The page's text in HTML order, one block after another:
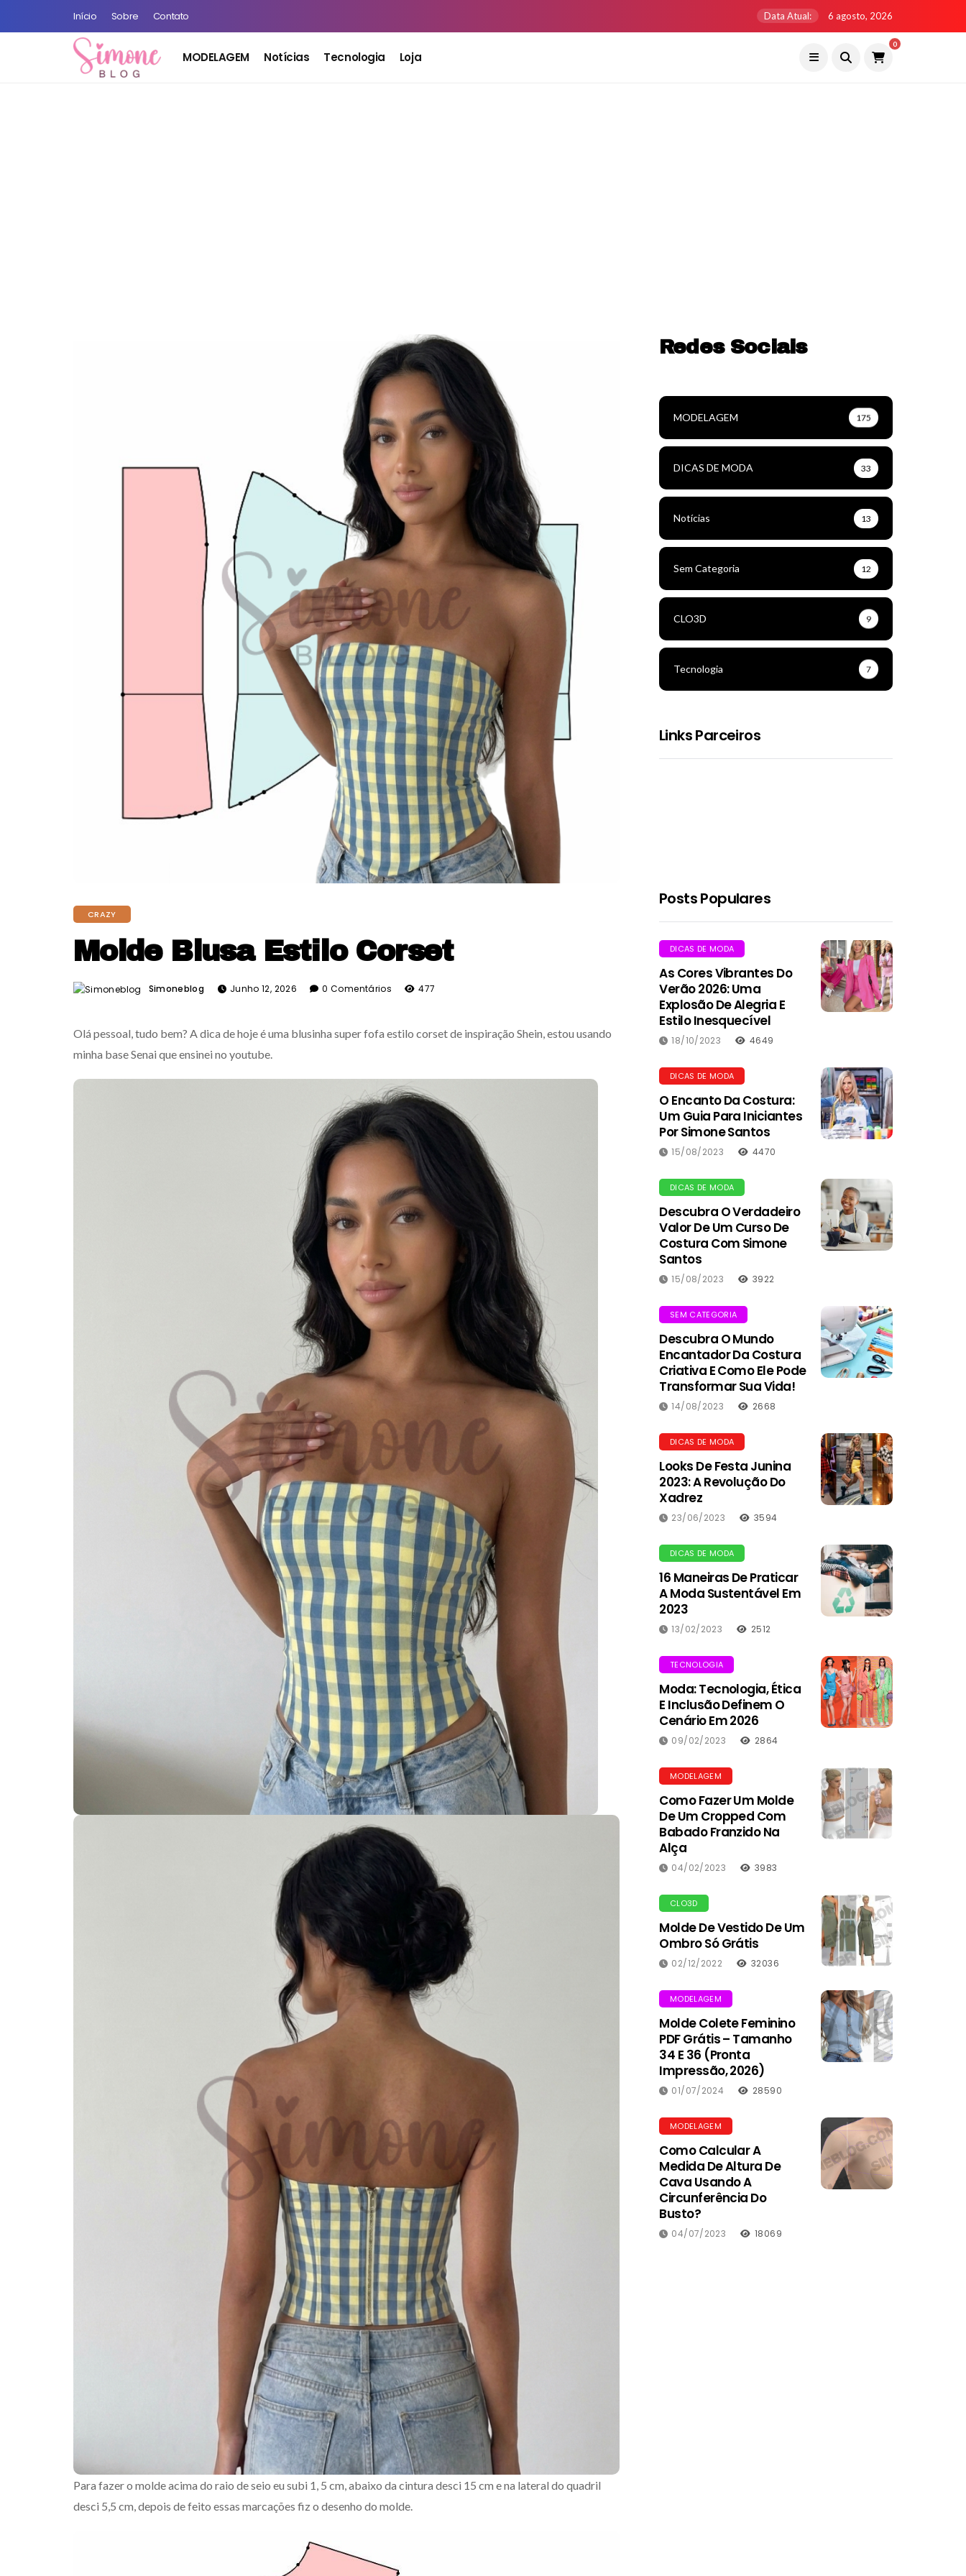
Início Sobre Contato Data Atual: 6 agosto, 2026
MODELAGEM Notícias Tecnologia Loja
0
CRAZY
Molde Blusa Estilo Corset
Simoneblog Junho 12, 2026 0 Comentários 477
Olá pessoal, tudo bem? A dica de hoje é uma blusinha super fofa estilo corset de inspiração Shein, estou usando
minha base Senai que ensinei no youtube.
Para fazer o molde acima do raio de seio eu subi 1, 5 cm, abaixo da cintura desci 15 cm e na lateral do quadril
desci 5,5 cm, depois de feito essas marcações fiz o desenho do molde.
Redes Sociais
MODELAGEM 175
DICAS DE MODA 33
Notícias 13
Sem Categoria 12
CLO3D 9
Tecnologia 7
Links Parceiros
Posts Populares
DICAS DE MODA
As Cores Vibrantes Do
Verão 2026: Uma
Explosão De Alegria E
Estilo Inesquecível
18/10/2023 4649
DICAS DE MODA
O Encanto Da Costura:
Um Guia Para Iniciantes
Por Simone Santos
15/08/2023 4470
DICAS DE MODA
Descubra O Verdadeiro
Valor De Um Curso De
Costura Com Simone
Santos
15/08/2023 3922
SEM CATEGORIA
Descubra O Mundo
Encantador Da Costura
Criativa E Como Ele Pode
Transformar Sua Vida!
14/08/2023 2668
DICAS DE MODA
Looks De Festa Junina
2023: A Revolução Do
Xadrez
23/06/2023 3594
DICAS DE MODA
16 Maneiras De Praticar
A Moda Sustentável Em
2023
13/02/2023 2512
TECNOLOGIA
Moda: Tecnologia, Ética
E Inclusão Definem O
Cenário Em 2026
09/02/2023 2864
MODELAGEM
Como Fazer Um Molde
De Um Cropped Com
Babado Franzido Na
Alça
04/02/2023 3983
CLO3D
Molde De Vestido De Um
Ombro Só Grátis
02/12/2022 32036
MODELAGEM
Molde Colete Feminino
PDF Grátis – Tamanho
34 E 36 (Pronta
Impressão, 2026)
01/07/2024 28590
MODELAGEM
Como Calcular A
Medida De Altura De
Cava Usando A
Circunferência Do
Busto?
04/07/2023 18069